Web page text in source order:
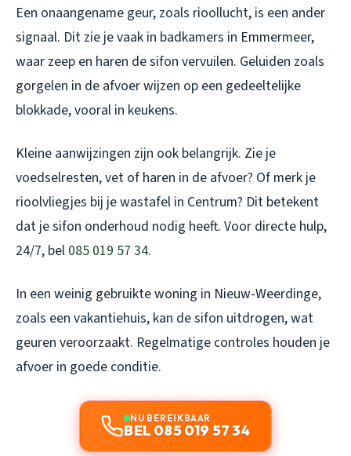
Een onaangename geur, zoals rioollucht, is een ander
signaal. Dit zie je vaak in badkamers in Emmermeer,
waar zeep en haren de sifon vervuilen. Geluiden zoals
gorgelen in de afvoer wijzen op een gedeeltelijke
blokkade, vooral in keukens.
Kleine aanwijzingen zijn ook belangrijk. Zie je
voedselresten, vet of haren in de afvoer? Of merk je
rioolvliegjes bij je wastafel in Centrum? Dit betekent
dat je sifon onderhoud nodig heeft. Voor directe hulp,
24/7, bel 085 019 57 34.
In een weinig gebruikte woning in Nieuw-Weerdinge,
zoals een vakantiehuis, kan de sifon uitdrogen, wat
geuren veroorzaakt. Regelmatige controles houden je
afvoer in goede conditie.
NU BEREIKBAAR
BEL 085 019 57 34